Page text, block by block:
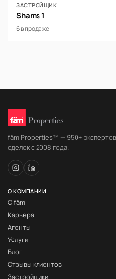
ЗАСТРОЙЩИК
Shams 1
6 в продаже
fäm Properties™ — 950+
сделок с 2008 года.
О КОМПАНИИ
О fäm
Карьера
Агенты
Услуги
Блог
Отзывы клиентов
Застройщики